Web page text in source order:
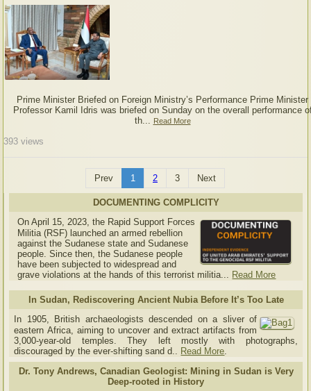
Prime Minister Briefed on Foreign Ministry’s Performance Prime Minister
Professor Kamil Idris was briefed on Sunday on the overall performance
th... Read More
393 views
Prev 1 2 3 Next
DOCUMENTING COMPLICITY
On April 15, 2023, the Rapid Support Forces
Militia (RSF) launched an armed rebellion
against the Sudanese state and Sudanese
people. Since then, the Sudanese people
have been subjected to widespread and
grave violations at the hands of this terrorist militia... Read More
In Sudan, Rediscovering Ancient Nubia Before It’s Too Late
In 1905, British archaeologists descended on a sliver of
eastern Africa, aiming to uncover and extract artifacts from
3,000-year-old temples. They left mostly with photographs,
discouraged by the ever-shifting sand d.. Read More.
Dr. Tony Andrews, Canadian Geologist: Mining in Sudan is Very
Deep-rooted in History